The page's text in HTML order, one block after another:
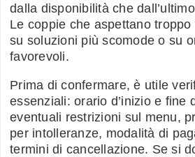
dalla disponibilità che
Le coppie che aspettano
su soluzioni più scomode o su
favorevoli.
Prima di confermare, è utile
essenziali: orario d’inizio e fine
eventuali restrizioni sul menu,
per intolleranze, modalità di
termini di cancellazione. Se si